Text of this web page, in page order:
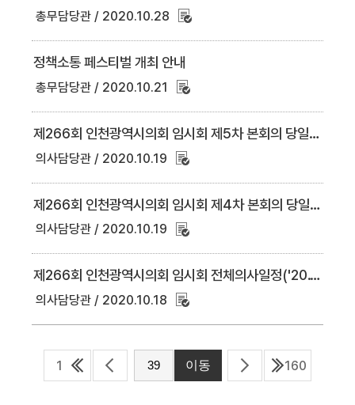
총무담당관 2020.10.28
정책소통 페스티벌 개최 안내
총무담당관 2020.10.21
제266회 인천광역시의회 임시회 제5차 본회의 당일의사일정(10.21.)
의사담당관 2020.10.19
제266회 인천광역시의회 임시회 제4차 본회의 당일의사일정(10.20.)
의사담당관 2020.10.19
제266회 인천광역시의회 임시회 전체의사일정('20.10.15. 15:00현재)
의사담당관 2020.10.18
1 160